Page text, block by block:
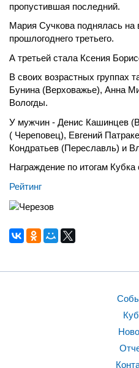
пропустившая последний.
Мария Сучкова поднялась на
прошлогоднего третьего.
А третьей стала Ксения
В своих возрастных группах
Бунина (Верховажье), Анна
Вологды.
У мужчин - Денис Кашинцев
( Череповец), Евгений
Кондратьев (Переславль) и
Награждение по итогам Кубка
Рейтинг